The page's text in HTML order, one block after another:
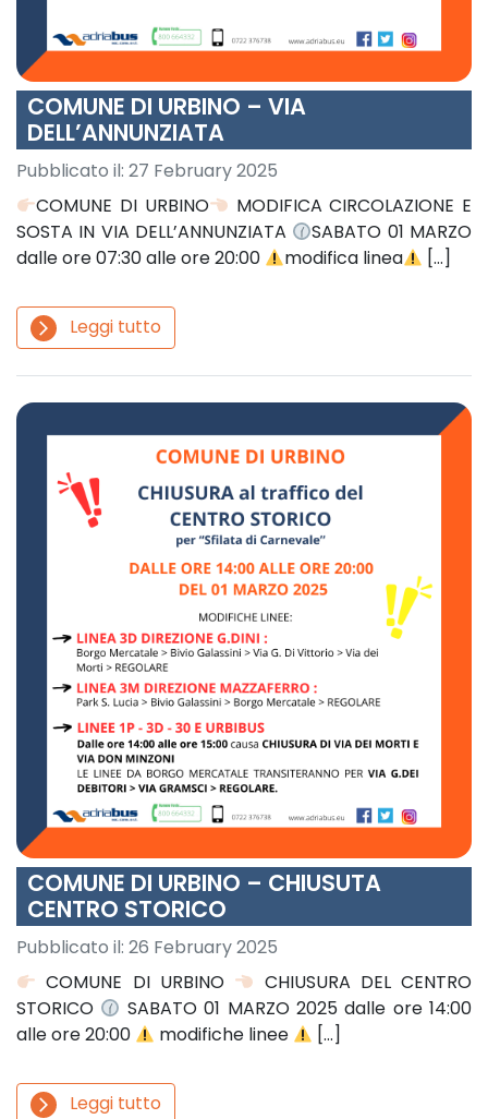
COMUNE DI URBINO – VIA
DELL’ANNUNZIATA
Pubblicato il: 27 February 2025
COMUNE DI URBINO
MODIFICA CIRCOLAZIONE E
SOSTA IN VIA DELL’ANNUNZIATA
SABATO 01 MARZO
dalle ore 07:30 alle ore 20:00
modifica linea […]
arrow_forward_ios Leggi tutto
COMUNE DI URBINO – CHIUSUTA
CENTRO STORICO
Pubblicato il: 26 February 2025
COMUNE DI URBINO
CHIUSURA DEL CENTRO
STORICO
SABATO 01 MARZO 2025 dalle ore 14:00
alle ore 20:00
modifiche linee […]
arrow_forward_ios Leggi tutto